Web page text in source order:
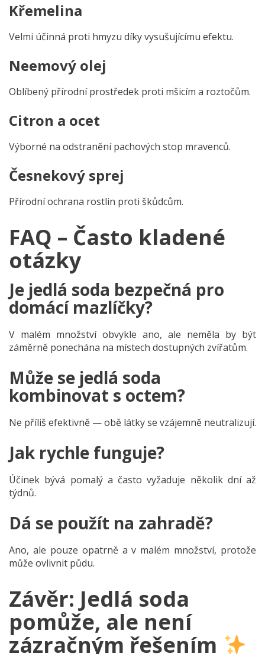
Křemelina
Velmi účinná proti hmyzu díky vysušujícímu efektu.
Neemový olej
Oblíbený přírodní prostředek proti mšicím a roztočům.
Citron a ocet
Výborné na odstranění pachových stop mravenců.
Česnekový sprej
Přírodní ochrana rostlin proti škůdcům.
FAQ – Často kladené
otázky
Je jedlá soda bezpečná pro
domácí mazlíčky?
V malém množství obvykle ano, ale neměla by být
záměrně ponechána na místech dostupných zvířatům.
Může se jedlá soda
kombinovat s octem?
Ne příliš efektivně — obě látky se vzájemně neutralizují.
Jak rychle funguje?
Účinek bývá pomalý a často vyžaduje několik dní až
týdnů.
Dá se použít na zahradě?
Ano, ale pouze opatrně a v malém množství, protože
může ovlivnit půdu.
Závěr: Jedlá soda
pomůže, ale není
zázračným řešením